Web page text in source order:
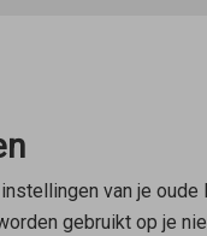
van je oude
gebruikt op je